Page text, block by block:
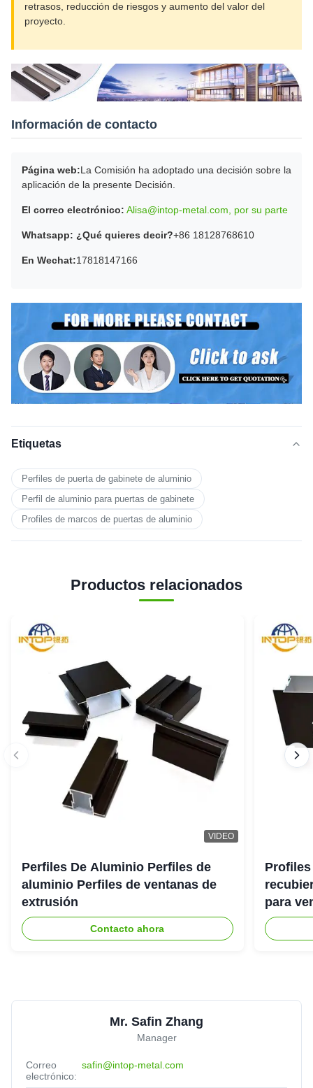
retrasos, reducción de riesgos y aumento del valor del
proyecto.
Información de contacto
Página web:La Comisión ha adoptado una decisión sobre la
aplicación de la presente Decisión.
El correo electrónico: Alisa@intop-metal.com, por su parte
Whatsapp: ¿Qué quieres decir?+86 18128768610
En Wechat:17818147166
Etiquetas
Perfiles de puerta de gabinete de aluminio
Perfil de aluminio para puertas de gabinete
Profiles de marcos de puertas de aluminio
Productos relacionados
VIDEO
Perfiles De Aluminio Perfiles de
aluminio Perfiles de ventanas de
extrusión
Contacto ahora
para
Mr. Safin Zhang
Manager
Correo
electrónico:
safin@intop-metal.com